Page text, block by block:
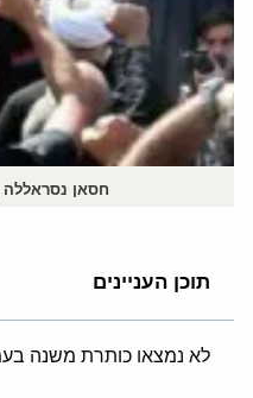
חסאן נסראללה
תוכן העניינים
לא נמצאו כותרת משנה